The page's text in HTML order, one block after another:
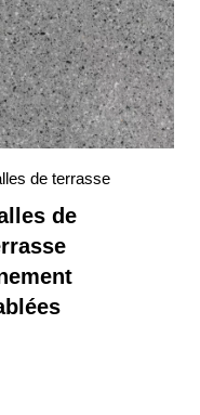
de terrasse
de